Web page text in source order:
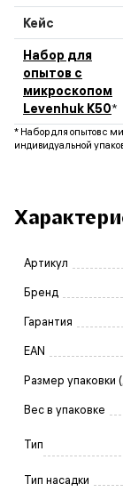
Кейс
Набор для
опытов с
микроскопом
Levenhuk K50*
* Набор для опытов с
индивидуальной
Артикул
Бренд
Гарантия
EAN
Размер
Вес в упаковке
Тип
Тип насадки